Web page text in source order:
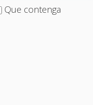
Que contenga